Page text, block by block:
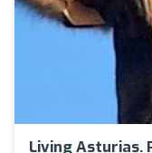
Living Asturias.